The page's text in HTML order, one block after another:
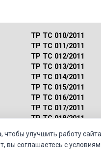
ТР ТС 010/2011
ТР ТС 011/2011
ТР ТС 012/2011
ТР ТС 013/2011
ТР ТС 014/2011
ТР ТС 015/2011
ТР ТС 016/2011
ТР ТС 017/2011
ТР ТС 018/2011
к нам, вы даете свое
, чтобы улучшить работу
вы соглашаетесь с